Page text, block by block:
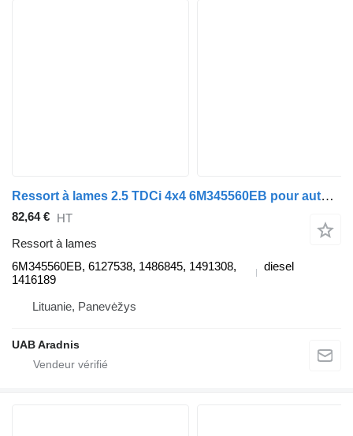
Ressort à lames 2.5 TDCi 4x4 6M345560EB pour automobile Ford RANGER (ET)
82,64 € HT
Ressort à lames
6M345560EB, 6127538, 1486845, 1491308,
1416189
diesel
Lituanie, Panevėžys
UAB Aradnis